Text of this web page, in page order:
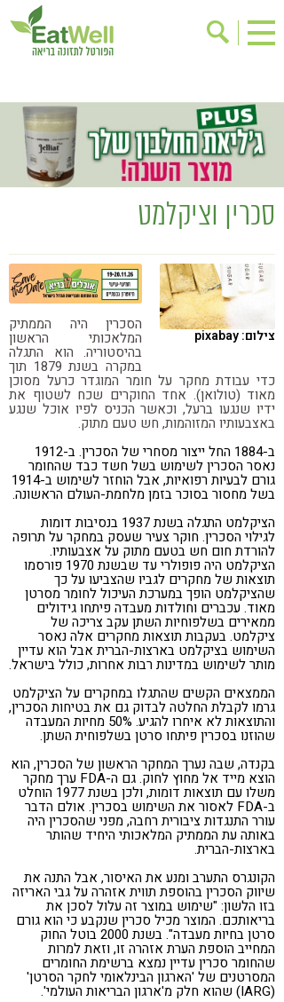
בישול בריא
אינדקס עסקים
ריפוי ומניעת מחלות
בריאות האישה
תוספי תזונה
מתכוני בריאות
אירועים
גישות בתזונה
דיאטה
ניקוי רעלים
מזונות על
ילדים
תזונה וספורט
אכילה רגשית
רגישות לגלוטן
טעים להכיר
קורונה
טבעונות
סכרין וציקלמט
צילום: pixabay
הסכרין היה הממתיק
המלאכותי הראשון
בהיסטוריה. הוא התגלה
במקרה בשנת 1879 תוך
כדי עבודת מחקר על חומר המוגדר כרעל מסוכן
מאוד (טולואן). אחד החוקרים שכח לשטוף את
ידיו שנגעו ברעל, וכאשר הכניס לפיו אוכל שנגע
באצבעותיו המזוהמות, חש טעם מתוק.
ב-1884 החל ייצור מסחרי של הסכרין. ב-1912
נאסר הסכרין לשימוש בשל חשד כבד שהחומר
גורם לבעיות רפואיות, אבל הוחזר לשימוש ב-1914
בשל מחסור בסוכר בזמן מלחמת-העולם הראשונה.
הציקלמט התגלה בשנת 1937 בנסיבות דומות
לגילוי הסכרין. חוקר צעיר שעסק במחקר על תרופה
להורדת חום חש בטעם מתוק על אצבעותיו.
הציקלמט היה פופולרי עד שבשנת 1970 פורסמו
תוצאות של מחקרים לגביו שהצביעו על כך
שהציקלמט הופך במערכת העיכול לחומר מסרטן
מאוד. עכברים וחולדות מעבדה פיתחו גידולים
ממאירים בשלפוחיות השתן עקב צריכה של
ציקלמט. בעקבות תוצאות מחקרים אלה נאסר
השימוש בציקלמט בארצות-הברית אבל הוא עדיין
מותר לשימוש במדינות רבות אחרות, כולל בישראל.
הממצאים הקשים שהתגלו במחקרים על הציקלמט
גרמו לקבלת החלטה לבדוק גם את בטיחות הסכרין,
והתוצאות לא איחרו להגיע. 50% מחיות המעבדה
שהוזנו בסכרין פיתחו סרטן בשלפוחית השתן.
בקנדה, שבה נערך המחקר הראשון של הסכרין, הוא
הוצא מייד אל מחוץ לחוק. גם ה-FDA ערך מחקר
משלו עם תוצאות דומות, ולכן בשנת 1977 הוחלט
ב-FDA לאסור את השימוש בסכרין. אולם הדבר
עורר התנגדות ציבורית רחבה, מפני שהסכרין היה
באותה עת הממתיק המלאכותי היחיד שהותר
בארצות-הברית.
הקונגרס התערב ומנע את האיסור, אבל התנה את
שיווק הסכרין בהוספת תווית אזהרה על גבי האריזה
בזו הלשון: "שימוש במוצר זה עלול לסכן את
בריאותכם. המוצר מכיל סכרין שנקבע כי הוא גורם
סרטן בחיות מעבדה". בשנת 2000 בוטל החוק
המחייב הוספת הערת אזהרה זו, וזאת למרות
שהחומר סכרין עדיין נמצא ברשימת החומרים
המסרטנים של 'הארגון הבינלאומי לחקר הסרטן'
(IARG) שהוא חלק מ'ארגון הבריאות העולמי'.